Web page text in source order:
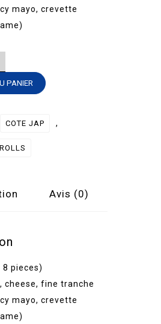
mayo, crevette
PANIER
COTE JAP ,
Avis (0)
8 pieces)
cheese, fine tranche
mayo, crevette